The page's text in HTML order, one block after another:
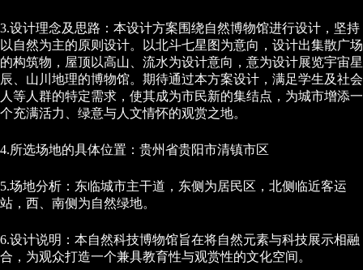
3.设计理念及思路：本设计方案围绕自然博物馆进行设计，坚持
以自然为主的原则设计。以北斗七星图为意向，设计出集散广场
的构筑物，屋顶以高山、流水为设计意向，意为设计展览宇宙星
辰、山川地理的博物馆。期待通过本方案设计，满足学生及社会
人等人群的特定需求，使其成为市民新的集结点，为城市增添一
个充满活力、绿意与人文情怀的观赏之地。
4.所选场地的具体位置：贵州省贵阳市清镇市区
5.场地分析：东临城市主干道，东侧为居民区，北侧临近客运
站，西、南侧为自然绿地。
6.设计说明：本自然科技博物馆旨在将自然元素与科技展示相融
合，为观众打造一个兼具教育性与观赏性的文化空间。